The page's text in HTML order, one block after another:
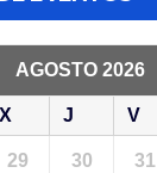
AGOSTO 2026
X J V
29 30 31